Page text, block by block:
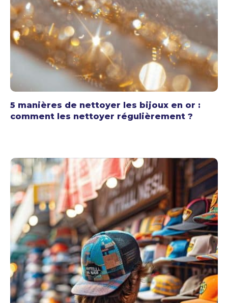
5 manières de nettoyer les bijoux en or :
comment les nettoyer régulièrement ?